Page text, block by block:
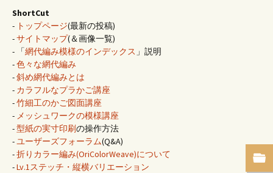
ShortCut
- トップページ(最新の投稿)
-サイトマップ(＆画像一覧)
- 「網代編み模様のインデックス 」説明
-色々な網代編み
-斜め網代編みとは
- カラフルなプラかご講座
-竹細工のかご図面講座
- メッシュワークの模様講座
-型紙の実寸印刷の操作方法
-ユーザーズフォーラム(Q&A)
-折りカラー編み(OriColorWeave)について
-Lv.1ステッチ・縦横バリエーション